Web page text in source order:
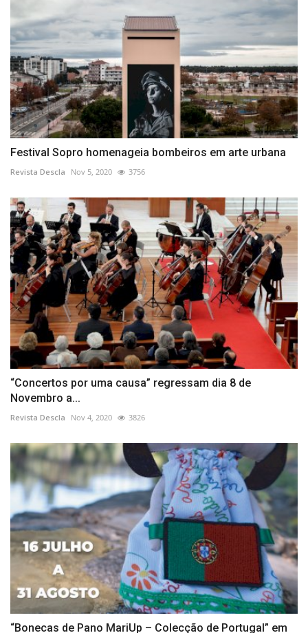
Festival Sopro homenageia bombeiros em arte urbana
Revista Descla Nov 5, 2020 3756
“Concertos por uma causa” regressam dia 8 de
Novembro a...
Revista Descla Nov 4, 2020 3826
“Bonecas de Pano MariUp – Colecção de Portugal” em